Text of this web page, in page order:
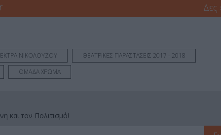
Δες
ΝΙΚΟΛΟΥΖΟΥ
ΘΕΑΤΡΙΚΕΣ ΠΑΡΑΣΤΑΣΕΙΣ 2017 - 2018
ΟΜΑΔΑ ΧΡΩΜΑ
και τον Πολιτισμό!